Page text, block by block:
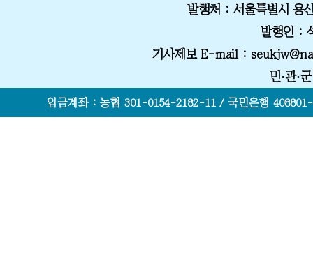
발행처 : 서울특별시 용
발행인 :
기사제보 E-mail :
민·관·
입금계좌 : 농협 301-0154-2182-11 / 국민은행